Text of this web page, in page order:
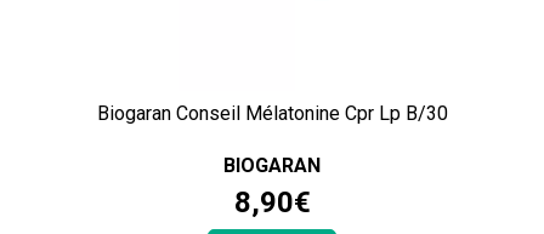
Biogaran Conseil Mélatonine Cpr Lp B/30
BIOGARAN
8,90€